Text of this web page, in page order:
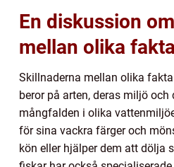
En diskussion
mellan olika
Skillnaderna mellan olika
beror på arten, deras miljö och
mångfalden i olika
för sina vackra färger och
kön eller hjälper dem att dölja